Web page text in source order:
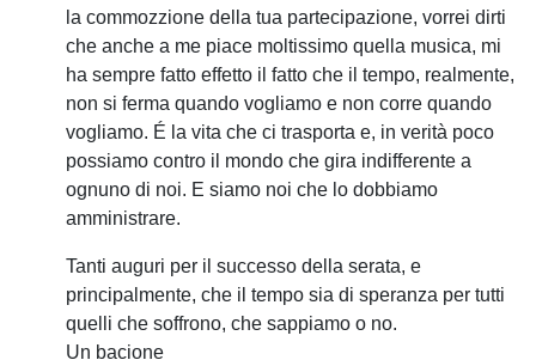
la commozzione della tua partecipazione, vorrei dirti
che anche a me piace moltissimo quella musica, mi
ha sempre fatto effetto il fatto che il tempo, realmente,
non si ferma quando vogliamo e non corre quando
vogliamo. É la vita che ci trasporta e, in verità poco
possiamo contro il mondo che gira indifferente a
ognuno di noi. E siamo noi che lo dobbiamo
amministrare.
Tanti auguri per il successo della serata, e
principalmente, che il tempo sia di speranza per tutti
quelli che soffrono, che sappiamo o no.
Un bacione